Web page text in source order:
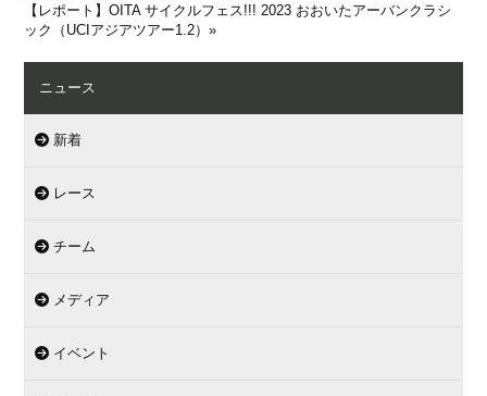
【レポート】OITA サイクルフェス!!! 2023 おおいたアーバンクラシ
ック（UCIアジアツアー1.2）»
ニュース
新着
レース
チーム
メディア
イベント